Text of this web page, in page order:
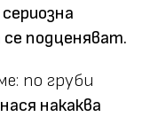
се подценяват.
по груби
накаква